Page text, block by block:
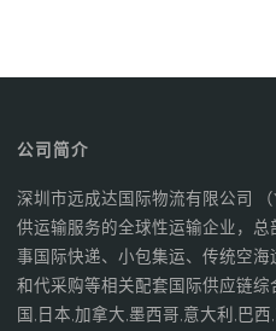
公司简介
深圳市远成达国际物流有限公司
供运输服务的全球性运输企业，
事国际快递、小包集运、传统空
和代采购等相关配套国际供应链综
国,日本,加拿大,墨西哥,意大利,巴